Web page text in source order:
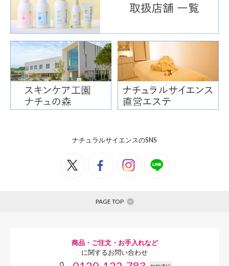
ナチュラルサイエンスのSNS
PAGE TOP
商品・ご注文・お手入れなど
に関するお問い合わせ